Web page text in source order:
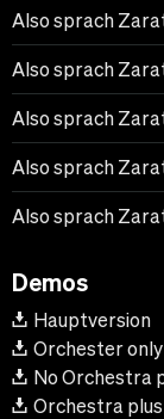
Also sprach
Also sprach
Also sprach
Also sprach
Also sprach
Demos
Hauptversion
Orchester only
No Orchestra
Orchestra